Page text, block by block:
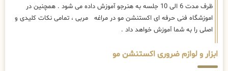
ظرف مدت 6 الی 10 جلسه به هنرجو آموزش داده می شود . همچنین در
اموزشگاه فنی حرفه ای اکستنشن مو در مراغه مربی ، تمامی نکات کلیدی و
اصلی را به شما آموزش خواهد داد .
ابزار و لوازم ضروری اکستنشن مو